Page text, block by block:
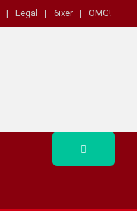
Legal 6ixer OMG!